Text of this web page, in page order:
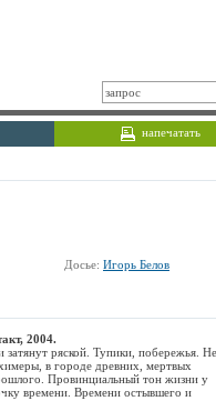
напечатать
Досье: Игорь Белов
2004.
ряской. Тупики, побережья. Не
в городе древних, мертвых
Провинциальный тон жизни у
времени. Времени остывшего и